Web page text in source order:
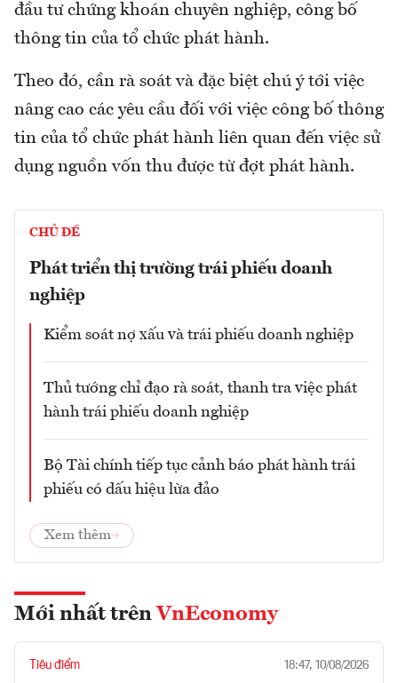
đầu tư chứng khoán chuyên nghiệp, công bố
thông tin của tổ chức phát hành.
Theo đó, cần rà soát và đặc biệt chú ý tới việc
nâng cao các yêu cầu đối với việc công bố thông
tin của tổ chức phát hành liên quan đến việc sử
dụng nguồn vốn thu được từ đợt phát hành.
CHỦ ĐỀ
Phát triển thị trường trái phiếu doanh
nghiệp
Kiểm soát nợ xấu và trái phiếu doanh nghiệp
Thủ tướng chỉ đạo rà soát, thanh tra việc phát
hành trái phiếu doanh nghiệp
Bộ Tài chính tiếp tục cảnh báo phát hành trái
phiếu có dấu hiệu lừa đảo
Xem thêm
Mới nhất trên VnEconomy
Tiêu điểm 18:47, 10/08/2026